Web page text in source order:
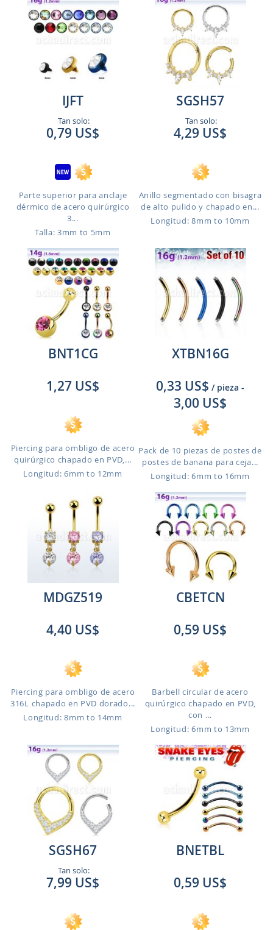
IJFT
Tan solo:
0,79 US$
Parte superior para anclaje
dérmico de acero quirúrgico
3...
Talla: 3mm to 5mm
SGSH57
Tan solo:
4,29 US$
Anillo segmentado con bisagra
de alto pulido y chapado en...
Longitud: 8mm to 10mm
BNT1CG
1,27 US$
Piercing para ombligo de acero
quirúrgico chapado en PVD,...
Longitud: 6mm to 12mm
XTBN16G
0,33 US$ / pieza -
3,00 US$
Pack de 10 piezas de postes de
postes de banana para ceja...
Longitud: 6mm to 16mm
MDGZ519
4,40 US$
Piercing para ombligo de acero
316L chapado en PVD dorado...
Longitud: 8mm to 14mm
CBETCN
0,59 US$
Barbell circular de acero
quirúrgico chapado en PVD,
con ...
Longitud: 6mm to 13mm
SGSH67
Tan solo:
7,99 US$
BNETBL
0,59 US$